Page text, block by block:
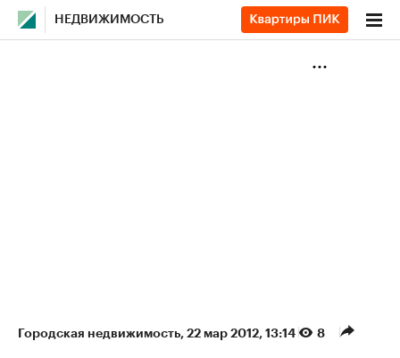
НЕДВИЖИМОСТЬ
Городская недвижимость⁠, 22 мар 2012, 13:14 8